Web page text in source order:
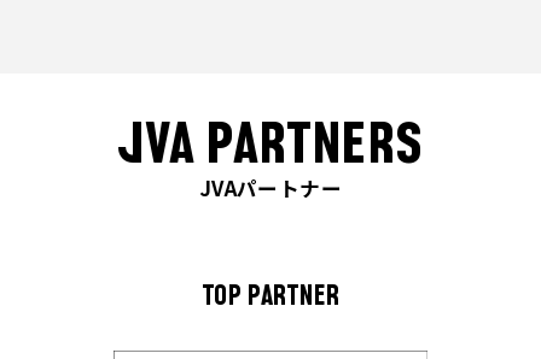
JVA PARTNERS
JVAパートナー
TOP PARTNER